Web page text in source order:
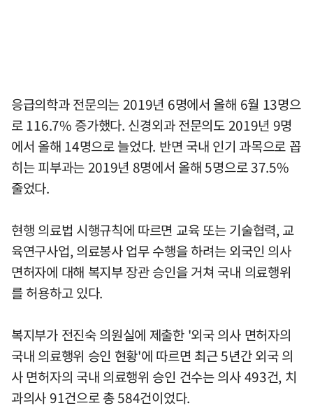
응급의학과 전문의는 2019년 6명에서 올해 6월 13명으
로 116.7% 증가했다. 신경외과 전문의도 2019년 9명
에서 올해 14명으로 늘었다. 반면 국내 인기 과목으로 꼽
히는 피부과는 2019년 8명에서 올해 5명으로 37.5%
줄었다.
현행 의료법 시행규칙에 따르면 교육 또는 기술협력, 교
육연구사업, 의료봉사 업무 수행을 하려는 외국인 의사
면허자에 대해 복지부 장관 승인을 거쳐 국내 의료행위
를 허용하고 있다.
복지부가 전진숙 의원실에 제출한 '외국 의사 면허자의
국내 의료행위 승인 현황'에 따르면 최근 5년간 외국 의
사 면허자의 국내 의료행위 승인 건수는 의사 493건, 치
과의사 91건으로 총 584건이었다.